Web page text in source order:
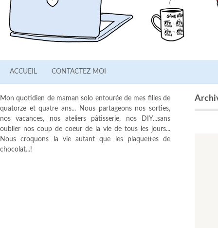
ACCUEIL CONTACTEZ MOI
Mon quotidien de maman solo entourée de mes filles de
quatorze et quatre ans... Nous partageons nos sorties,
nos vacances, nos ateliers pâtisserie, nos DIY...sans
oublier nos coup de coeur de la vie de tous les jours...
Nous croquons la vie autant que les plaquettes de
chocolat...!